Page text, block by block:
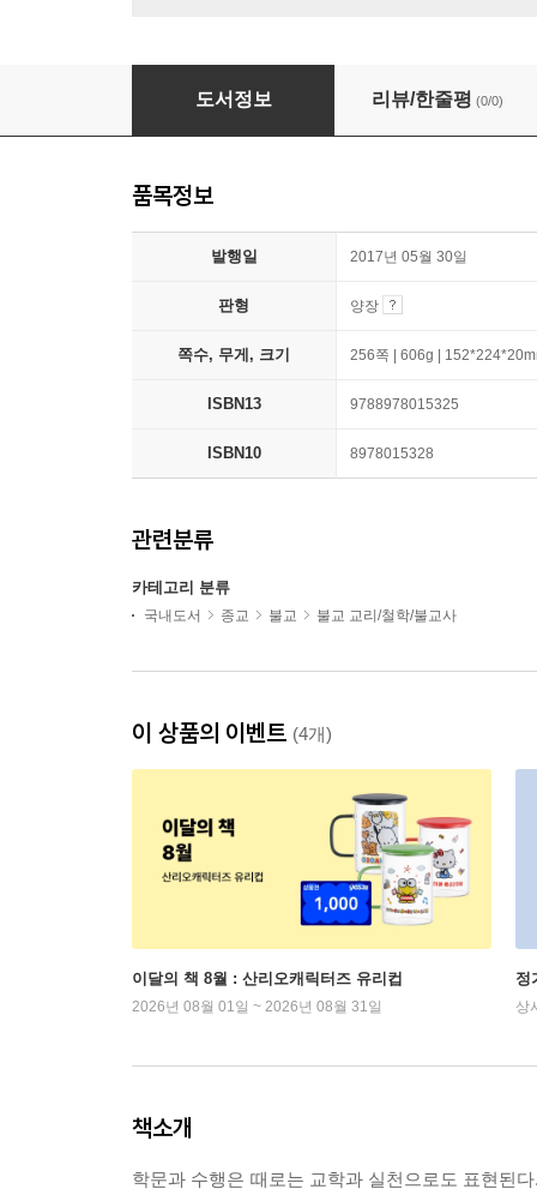
일본불교사
도서정보 리뷰/한줄평 (0/0)
품목정보
발행일 2017년 05월 30일
판형 양장
쪽수, 무게, 크기 256쪽 | 606g |
ISBN13 9788978015325
ISBN10 8978015328
관련분류
카테고리 분류
국내도서 종교 불교 불교 교리/철학/불교사
이 상품의 이벤트 (4개)
이달의 책 8월 : 산리오캐릭터즈 유리컵
2026년 08월 01일 ~ 2026년 08월 31일
정
상
책소개
학문과 수행은 때로는 교학과 실천으로도 표현된